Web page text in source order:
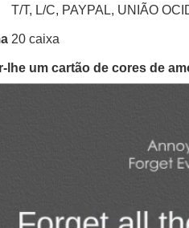
T/T, L/C, PAYPAL, UNIÃO
20 caixa
lhe um cartão de cores de